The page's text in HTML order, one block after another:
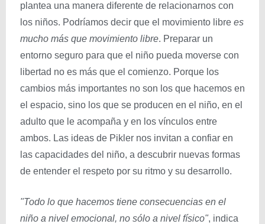
plantea una manera diferente de relacionarnos con
los niños. Podríamos decir que el movimiento libre es
mucho más que movimiento libre. Preparar un
entorno seguro para que el niño pueda moverse con
libertad no es más que el comienzo. Porque los
cambios más importantes no son los que hacemos en
el espacio, sino los que se producen en el niño, en el
adulto que le acompaña y en los vínculos entre
ambos. Las ideas de Pikler nos invitan a confiar en
las capacidades del niño, a descubrir nuevas formas
de entender el respeto por su ritmo y su desarrollo.
"Todo lo que hacemos tiene consecuencias en el
niño a nivel emocional, no sólo a nivel físico", indica